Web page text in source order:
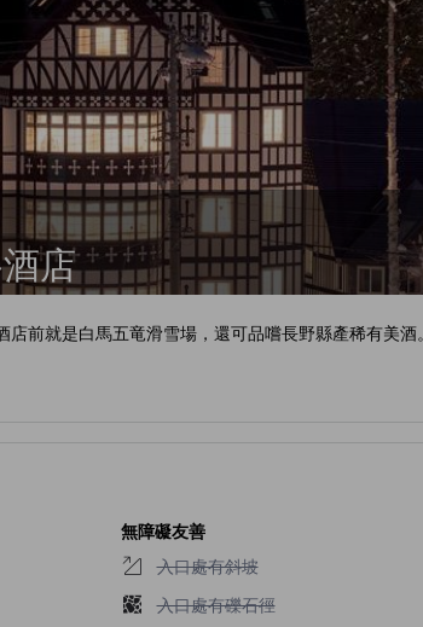
店
前就是白馬五竜滑雪場，還可品嚐長野縣產稀有美酒。
無障礙友善
入口處有斜坡不適用
入口處有斜坡
入口處有礫石徑不適用
入口處有礫石徑